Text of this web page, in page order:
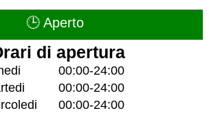
🕒 Aperto
di apertura
00:00-24:00
00:00-24:00
00:00-24:00